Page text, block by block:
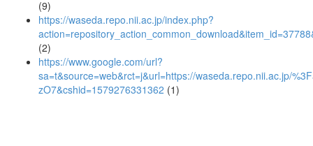
(9)
https://waseda.repo.nii.ac.jp/index.php?
(2)
https://www.google.com/url?
sa=t&source=web&rct=j&url=https://waseda.repo.nii.ac.jp/
zO7&cshid=1579276331362 (1)